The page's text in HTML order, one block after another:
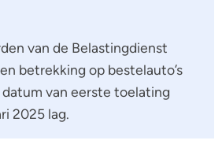
van de Belastingdienst
betrekking op bestelauto’s
datum van eerste toelating
2025 lag.